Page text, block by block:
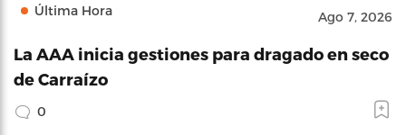
Última Hora Ago 7, 2026
La AAA inicia gestiones para dragado en seco
de Carraízo
0